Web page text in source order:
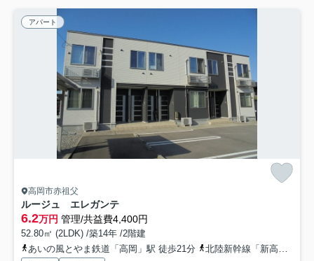
アパート
高岡市赤祖父
ルージュ エレガンテ
6.2万円 管理/共益費4,400円
52.80㎡ (2LDK) /築14年 /2階建
あいの風とやま鉄道「高岡」駅 徒歩21分
北陸新幹線「新高岡」駅 徒歩13分